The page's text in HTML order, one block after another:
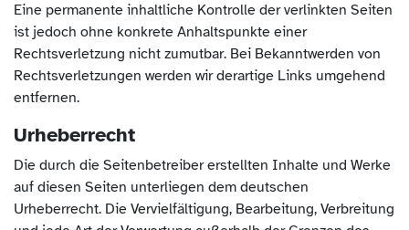
Eine permanente inhaltliche Kontrolle der verlinkten Seiten
ist jedoch ohne konkrete Anhaltspunkte einer
Rechtsverletzung nicht zumutbar. Bei Bekanntwerden von
Rechtsverletzungen werden wir derartige Links umgehend
entfernen.
Urheberrecht
Die durch die Seitenbetreiber erstellten Inhalte und Werke
auf diesen Seiten unterliegen dem deutschen
Urheberrecht. Die Vervielfältigung, Bearbeitung, Verbreitung